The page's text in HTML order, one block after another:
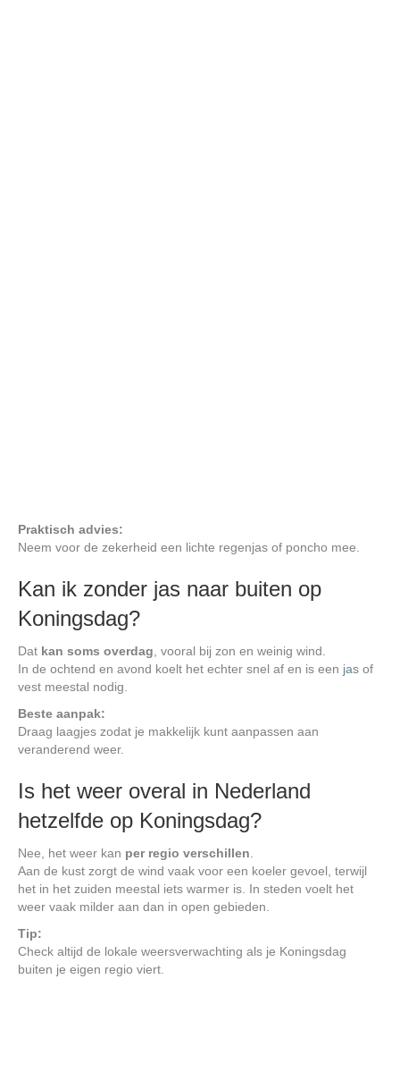
Praktisch advies:
Neem voor de zekerheid een lichte regenjas of poncho mee.
Kan ik zonder jas naar buiten op
Koningsdag?
Dat kan soms overdag, vooral bij zon en weinig wind.
In de ochtend en avond koelt het echter snel af en is een jas of
vest meestal nodig.
Beste aanpak:
Draag laagjes zodat je makkelijk kunt aanpassen aan
veranderend weer.
Is het weer overal in Nederland
hetzelfde op Koningsdag?
Nee, het weer kan per regio verschillen.
Aan de kust zorgt de wind vaak voor een koeler gevoel, terwijl
het in het zuiden meestal iets warmer is. In steden voelt het
weer vaak milder aan dan in open gebieden.
Tip:
Check altijd de lokale weersverwachting als je Koningsdag
buiten je eigen regio viert.